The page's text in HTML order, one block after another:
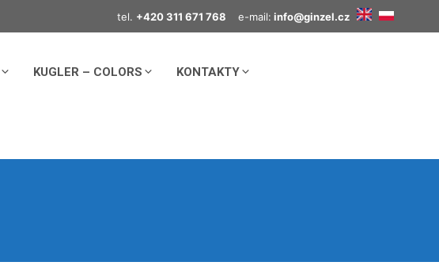
tel. +420 311 671 768 e-mail: info@ginzel.cz
KUGLER – COLORS KONTAKTY